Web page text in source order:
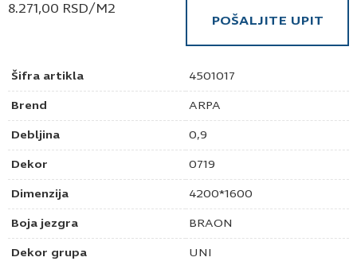
Šifra artikla 4501017
Brend ARPA
Debljina 0,9
Dekor 0719
Dimenzija 4200*1600
Boja jezgra BRAON
Dekor grupa UNI
8.271,00 RSD/M2
POŠALJITE UPIT